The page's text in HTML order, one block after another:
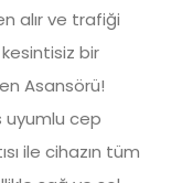
alır ve trafiği
bir
Asansörü!
uyumlu cep
ile cihazın tüm